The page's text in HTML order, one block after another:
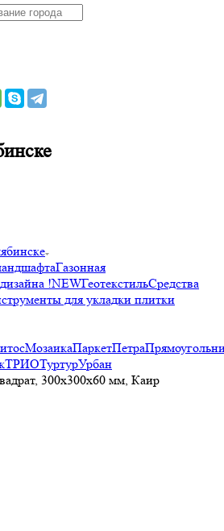
Газонная
!NEWГеотекстильСредства
для укладки плитки
МозаикаПаркетПетра
ТРИОТуртурУрбан
300х300х60 мм, Каир